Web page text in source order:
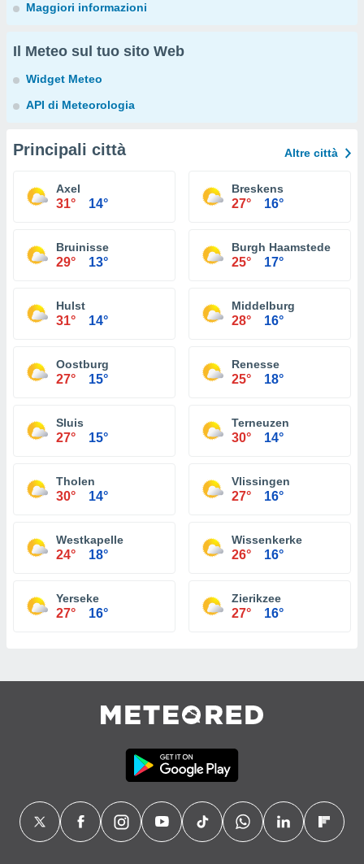
Maggiori informazioni
Il Meteo sul tuo sito Web
Widget Meteo
API di Meteorologia
Principali città Altre città
Axel
31° 14°
Breskens
27° 16°
Bruinisse
29° 13°
Burgh Haamstede
25° 17°
Hulst
31° 14°
Middelburg
28° 16°
Oostburg
27° 15°
Renesse
25° 18°
Sluis
27° 15°
Terneuzen
30° 14°
Tholen
30° 14°
Vlissingen
27° 16°
Westkapelle
24° 18°
Wissenkerke
26° 16°
Yerseke
27° 16°
Zierikzee
27° 16°